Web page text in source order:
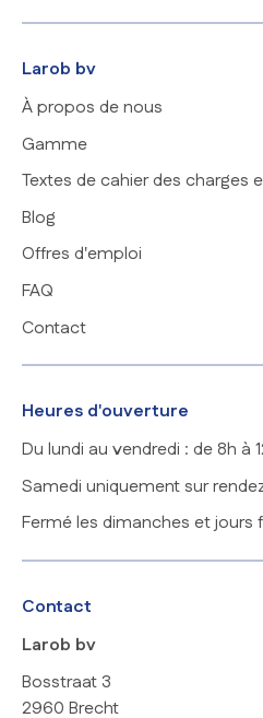
Larob bv
À propos de nous
Gamme
Textes de cahier des charges
Blog
Offres d'emploi
FAQ
Contact
Heures d'ouverture
Du lundi au vendredi : de 8h à
Samedi uniquement sur
Fermé les dimanches et jours
Contact
Larob bv
Bosstraat 3
2960 Brecht